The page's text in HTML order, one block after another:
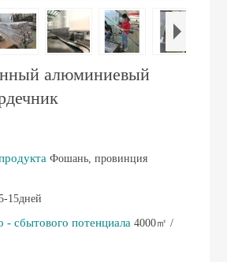
алюминиевый
Фошань, провинция
15дней
- сбытового потенциала4000㎡ /